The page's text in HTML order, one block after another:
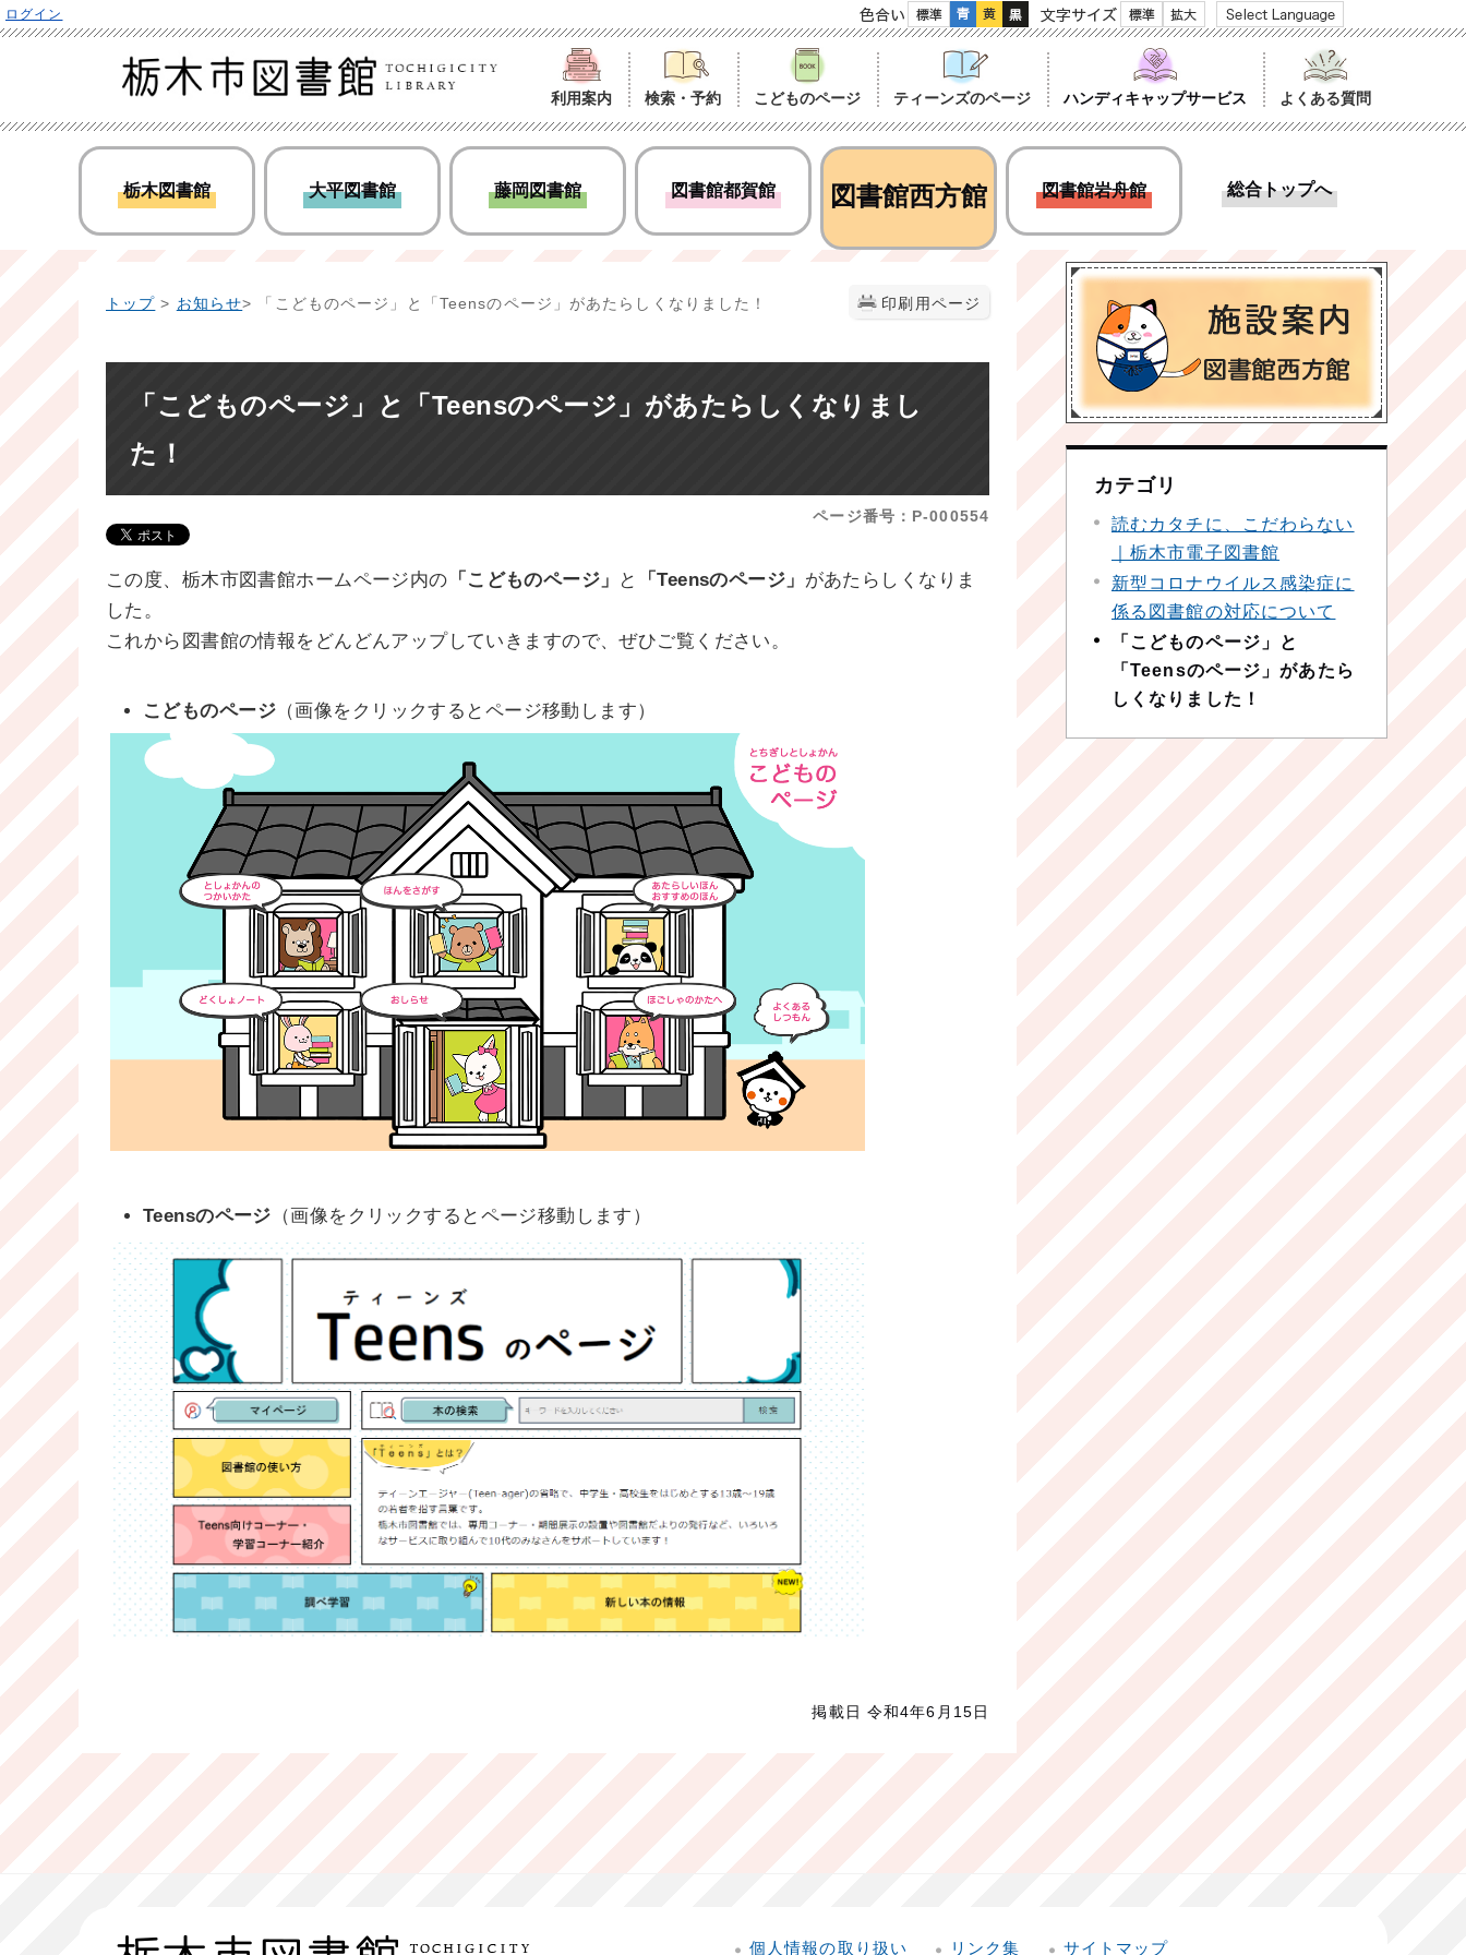
色合い 文字サイズ
ログイン
利用案内 検索・予約 こどものページ ティーンズのページ ハンディキャップサービス よくある質問
栃木図書館 大平図書館 藤岡図書館 図書館都賀館 図書館西方館 図書館岩舟館 総合トップへ
印刷用ページ
トップ > お知らせ> 「こどものページ」と「Teensのページ」があたらしくなりました！
「こどものページ」と「Teensのページ」があたらしくなりまし
た！
ページ番号：P-000554
この度、栃木市図書館ホームページ内の 「こどものページ」 と 「Teensのページ」 があたらしくなりま
した。
これから図書館の情報をどんどんアップしていきますので、ぜひご覧ください。
こどものページ（画像をクリックするとページ移動します）
Teensのページ （画像をクリックするとページ移動します）
掲載日 令和4年6月15日
カテゴリ
読むカタチに、こだわらない
｜栃木市電子図書館
新型コロナウイルス感染症に
係る図書館の対応について
「こどものページ」と
「Teensのページ」があたら
しくなりました！
個人情報の取り扱い リンク集 サイトマップ